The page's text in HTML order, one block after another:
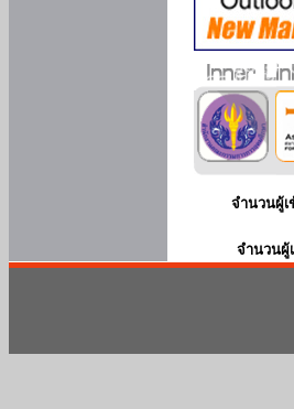
จำนวนผู้เ
จำนวนผู้